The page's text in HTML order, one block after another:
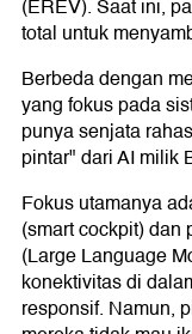
(EREV). Saat ini,
total untuk
Berbeda dengan
yang fokus pada
punya senjata
pintar" dari AI milik
Fokus utamanya
(smart cockpit) dan
(Large Language
konektivitas di
responsif. Namun,